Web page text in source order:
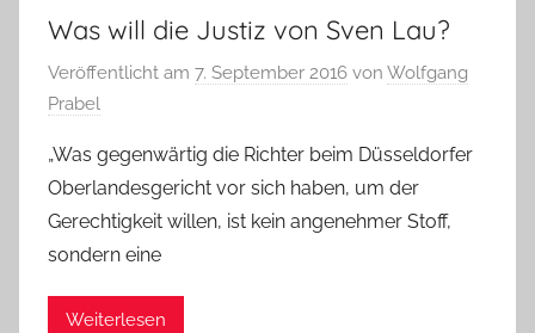
Was will die Justiz von Sven Lau?
Veröffentlicht am 7. September 2016 von Wolfgang
Prabel
„Was gegenwärtig die Richter beim Düsseldorfer
Oberlandesgericht vor sich haben, um der
Gerechtigkeit willen, ist kein angenehmer Stoff,
sondern eine
Weiterlesen